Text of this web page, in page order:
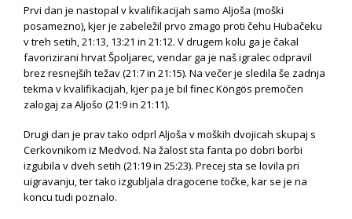
Prvi dan je nastopal v kvalifikacijah samo Aljoša (moški
posamezno), kjer je zabeležil prvo zmago proti čehu Hubačeku
v treh setih, 21:13, 13:21 in 21:12. V drugem kolu ga je čakal
favorizirani hrvat Špoljarec, vendar ga je naš igralec odpravil
brez resnejših težav (21:7 in 21:15). Na večer je sledila še zadnja
tekma v kvalifikacijah, kjer pa je bil finec Köngös premočen
zalogaj za Aljošo (21:9 in 21:11).
Drugi dan je prav tako odprl Aljoša v moških dvojicah skupaj s
Cerkovnikom iz Medvod. Na žalost sta fanta po dobri borbi
izgubila v dveh setih (21:19 in 25:23). Precej sta se lovila pri
uigravanju, ter tako izgubljala dragocene točke, kar se je na
koncu tudi poznalo.